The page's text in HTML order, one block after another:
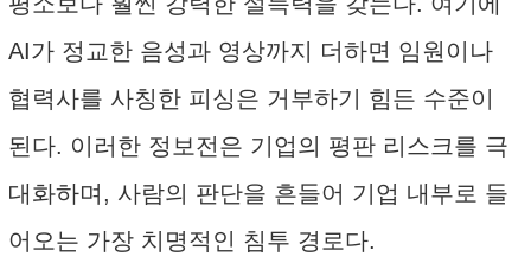
AI가 정교한 음성과 영상까지 더하면 임원이나
협력사를 사칭한 피싱은 거부하기 힘든 수준이
된다. 이러한 정보전은 기업의 평판 리스크를 극
대화하며, 사람의 판단을 흔들어 기업 내부로 들
어오는 가장 치명적인 침투 경로다.